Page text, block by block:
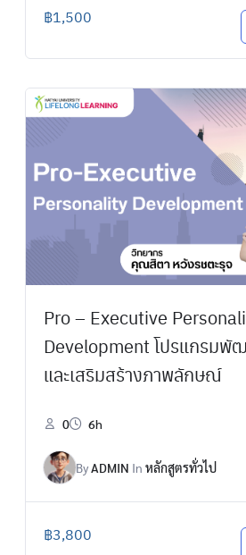
฿1,500
Pro – Executive
Development โปรแกรมพั
และเสริมสร้างภาพลักษณ์
0 6h
ByADMIN In หลักสูตรทั่วไป
฿3,800